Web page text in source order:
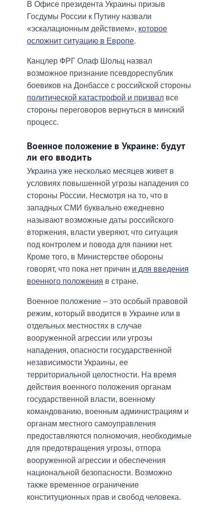
В Офисе президента Украины призыв
Госдумы России к Путину назвали
«эскалационным действием», которое
осложнит ситуацию в Европе.
Канцлер ФРГ Олаф Шольц назвал
возможное признание псевдореспублик
боевиков на Донбассе с российской стороны
политической катастрофой и призвал все
стороны переговоров вернуться в минский
процесс.
Военное положение в Украине: будут
ли его вводить
Украина уже несколько месяцев живет в
условиях повышенной угрозы нападения со
стороны России. Несмотря на то, что в
западных СМИ буквально ежедневно
называют возможные даты российского
вторжения, власти уверяют, что ситуация
под контролем и повода для паники нет.
Кроме того, в Министерстве обороны
говорят, что пока нет причин и для введения
военного положения в стране.
Военное положение – это особый правовой
режим, который вводится в Украине или в
отдельных местностях в случае
вооруженной агрессии или угрозы
нападения, опасности государственной
независимости Украины, ее
территориальной целостности. На время
действия военного положения органам
государственной власти, военному
командованию, военным администрациям и
органам местного самоуправления
предоставляются полномочия, необходимые
для предотвращения угрозы, отпора
вооруженной агрессии и обеспечения
национальной безопасности. Возможно
также временное ограничение
конституционных прав и свобод человека.